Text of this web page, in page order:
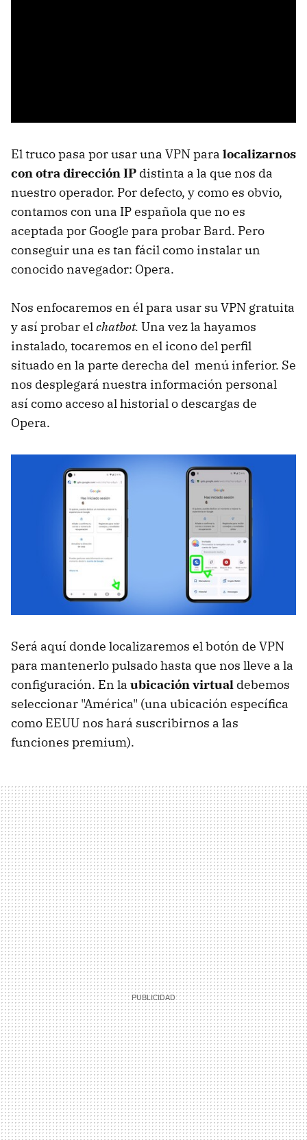
El truco pasa por usar una VPN para localizarnos
con otra dirección IP distinta a la que nos da
nuestro operador. Por defecto, y como es obvio,
contamos con una IP española que no es
aceptada por Google para probar Bard. Pero
conseguir una es tan fácil como instalar un
conocido navegador: Opera.
Nos enfocaremos en él para usar su VPN gratuita
y así probar elchatbot. Una vez la hayamos
instalado, tocaremos en el icono del perfil
situado en la parte derecha del menú inferior. Se
nos desplegará nuestra información personal
así como acceso al historial o descargas de
Opera.
Será aquí donde localizaremos el botón de VPN
para mantenerlo pulsado hasta que nos lleve a la
configuración. En la ubicación virtual debemos
seleccionar "América" (una ubicación específica
como EEUU nos hará suscribirnos a las
funciones premium).